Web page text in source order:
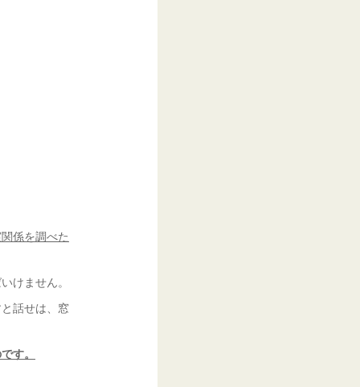
係を調べた
けません。
話せは、窓
す。